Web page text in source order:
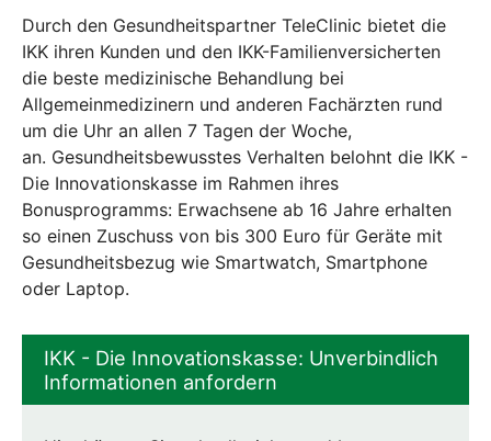
Durch den Gesundheitspartner TeleClinic bietet die
IKK ihren Kunden und den IKK-Familienversicherten
die beste medizinische Behandlung bei
Allgemeinmedizinern und anderen Fachärzten rund
um die Uhr an allen 7 Tagen der Woche,
an. Gesundheitsbewusstes Verhalten belohnt die IKK -
Die Innovationskasse im Rahmen ihres
Bonusprogramms: Erwachsene ab 16 Jahre erhalten
so einen Zuschuss von bis 300 Euro für Geräte mit
Gesundheitsbezug wie Smartwatch, Smartphone
oder Laptop.
IKK - Die Innovationskasse: Unverbindlich
Informationen anfordern